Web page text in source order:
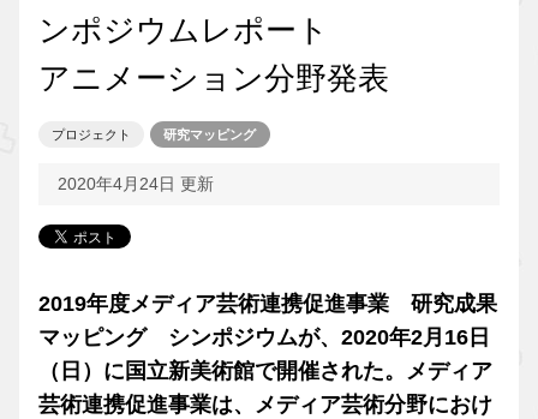
ンポジウムレポート
アニメーション分野発表
プロジェクト 研究マッピング
2020年4月24日 更新
2019年度メディア芸術連携促進事業 研究成果
マッピング シンポジウムが、2020年2月16日
（日）に国立新美術館で開催された。メディア
芸術連携促進事業は、メディア芸術分野におけ